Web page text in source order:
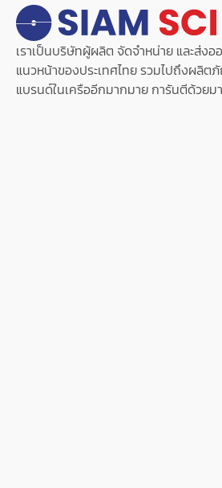
เราเป็นบริษัทผู้ผลิต จัดจำหน่าย และส่งอ
แนวหน้าของประเทศไทย รวมไปถึงผลิ
แบรนด์ในเครืออีกมากมาย การันตีด้วยม